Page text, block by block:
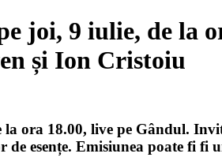
joi, 9 iulie, de la
și Ion Cristoiu
ora 18.00, live pe Gândul.
esențe. Emisiunea poate fi fi